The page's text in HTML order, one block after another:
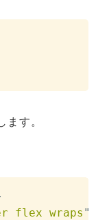
す。
flex wraps "